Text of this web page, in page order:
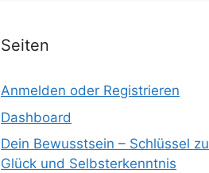
Seiten
Anmelden oder Registrieren
Dashboard
Dein Bewusstsein – Schlüssel zu
Glück und Selbsterkenntnis